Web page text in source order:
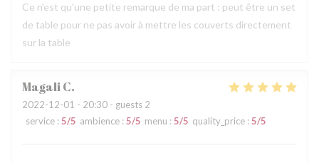
Ce n'est qu'une petite remarque de ma part : peut être un set
de table pour ne pas avoir à mettre les couverts directement
sur la table
MagaliC
2022-12-01 - 20:30 - guests 2
service : 5/5 ambience : 5/5 menu : 5/5 quality_price : 5/5